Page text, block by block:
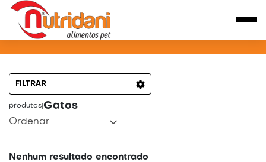
PRODUTOS PARA GATOS
FILTRAR
produtos Gatos
Ordenar
Nenhum resultado encontrado